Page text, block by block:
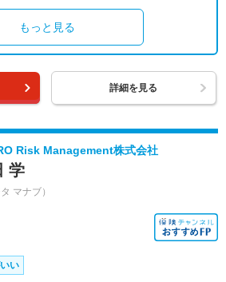
もっと見る
詳細を見る
Risk Management株式会社
学
タ マナブ）
い